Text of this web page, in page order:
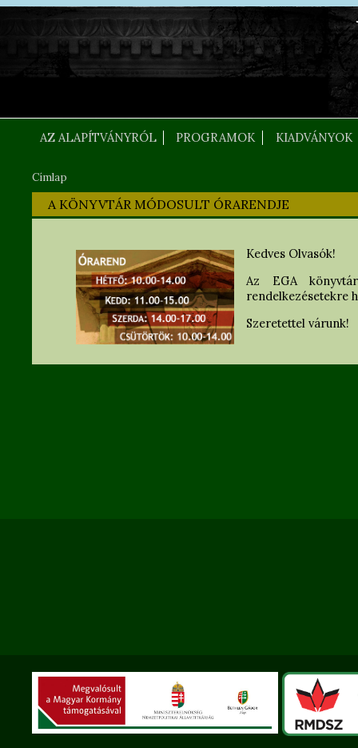
Ugrás a tartalomra
FEJLEC SZOVEG
AZ ALAPÍTVÁNYRÓL PROGRAMOK KIADVÁNYOK
Jelenlegi hely
Címlap
A KÖNYVTÁR MÓDOSULT ÓRARENDJE
Kedves Olvasók!
Az EGA
rendelkezésetekre
Szeretettel várunk!